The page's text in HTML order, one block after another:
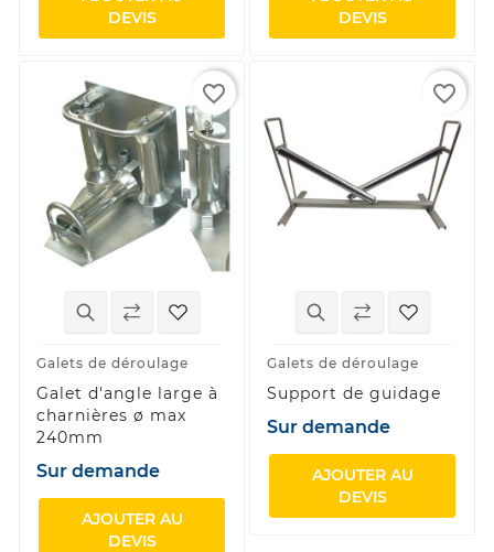
DEVIS
DEVIS
Galets de déroulage
Galet d'angle large à
charnières ø max
240mm
Sur demande
AJOUTER AU
DEVIS
favorite_border
Galets de déroulage
Support de guidage
Sur demande
AJOUTER AU
DEVIS
favorite_border